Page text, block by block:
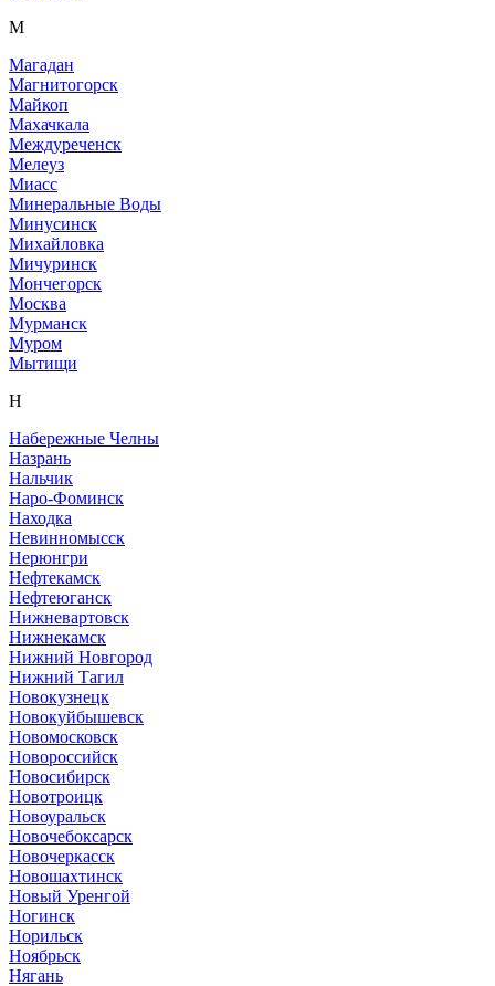
М
Магадан
Магнитогорск
Майкоп
Махачкала
Междуреченск
Мелеуз
Миасс
Минеральные Воды
Минусинск
Михайловка
Мичуринск
Мончегорск
Москва
Мурманск
Муром
Мытищи
Н
Набережные Челны
Назрань
Нальчик
Наро-Фоминск
Находка
Невинномысск
Нерюнгри
Нефтекамск
Нефтеюганск
Нижневартовск
Нижнекамск
Нижний Новгород
Нижний Тагил
Новокузнецк
Новокуйбышевск
Новомосковск
Новороссийск
Новосибирск
Новотроицк
Новоуральск
Новочебоксарск
Новочеркасск
Новошахтинск
Новый Уренгой
Ногинск
Норильск
Ноябрьск
Нягань